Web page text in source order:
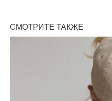
СМОТРИТЕ ТАКЖЕ